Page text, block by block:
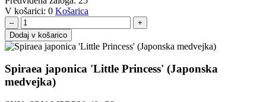
V košarici: 0 Košarica
–
+
Dodaj v košarico
Spiraea japonica 'Little Princess' (Japonska
medvejka)